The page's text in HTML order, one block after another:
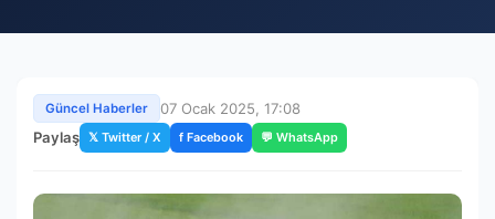
Güncel Haberler
07 Ocak 2025, 17:08
Paylaş 𝕏 Twitter / X f Facebook 💬 WhatsApp